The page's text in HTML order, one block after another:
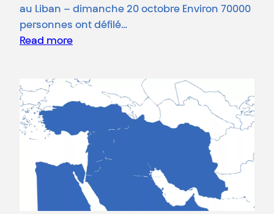
au Liban – dimanche 20 octobre Environ 70000
personnes ont défilé…
Read more